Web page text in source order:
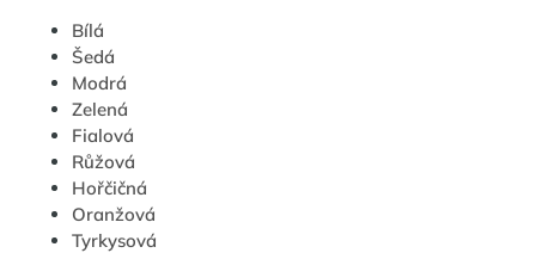
Bílá
Šedá
Modrá
Zelená
Fialová
Růžová
Hořčičná
Oranžová
Tyrkysová